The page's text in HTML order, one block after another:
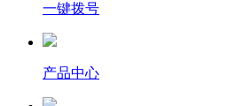
一键拨号
产品中心